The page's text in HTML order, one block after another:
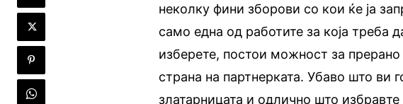
неколку фини зборови со кои ќе ја
само една од работите за која треба
изберете, постои можност за
страна на партнерката. Убаво што ви
златарницата и одлично што избравте